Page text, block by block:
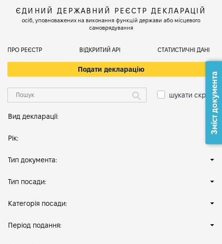
ЄДИНИЙ ДЕРЖАВНИЙ РЕЄСТР ДЕКЛАРАЦІЙ
осіб, уповноважених на виконання функцій держави або місцевого
самоврядування
ПРО РЕЄСТР ВІДКРИТИЙ АРІ СТАТИСТИЧНІ ДАНІ
Подати декларацію
шукати скрізь
Вид декларації:
Рік:
Тип документа:
Тип посади:
Категорія посади:
Період подання:
Зміст документа